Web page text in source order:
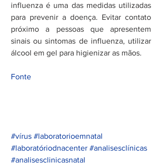
influenza é uma das medidas utilizadas
para prevenir a doença. Evitar contato
próximo a pessoas que apresentem
sinais ou sintomas de influenza, utilizar
álcool em gel para higienizar as mãos.
Fonte
#vírus #laboratorioemnatal
#laboratóriodnacenter #analisesclínicas
#analisesclinicasnatal